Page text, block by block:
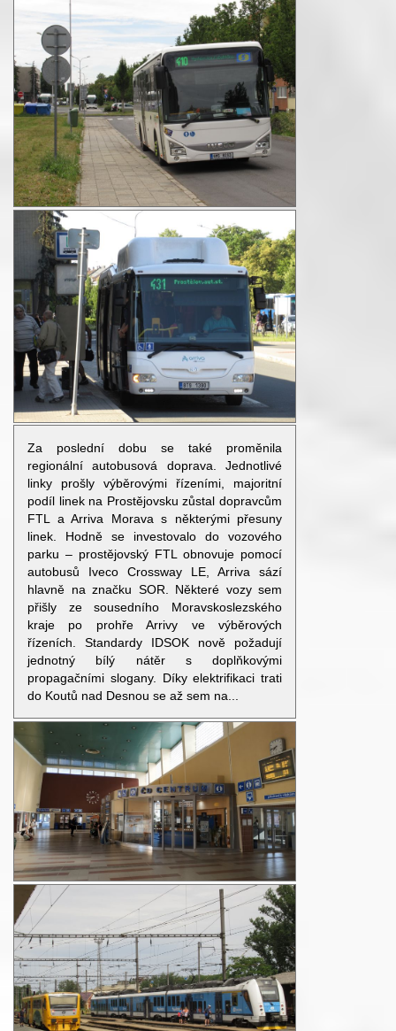
Za poslední dobu se také proměnila
regionální autobusová doprava. Jednotlivé
linky prošly výběrovými řízeními, majoritní
podíl linek na Prostějovsku zůstal dopravcům
FTL a Arriva Morava s některými přesuny
linek. Hodně se investovalo do vozového
parku – prostějovský FTL obnovuje pomocí
autobusů Iveco Crossway LE, Arriva sází
hlavně na značku SOR. Některé vozy sem
přišly ze sousedního Moravskoslezského
kraje po prohře Arrivy ve výběrových
řízeních. Standardy IDSOK nově požadují
jednotný bílý nátěr s doplňkovými
propagačními slogany. Díky elektrifikaci trati
do Koutů nad Desnou se až sem na...